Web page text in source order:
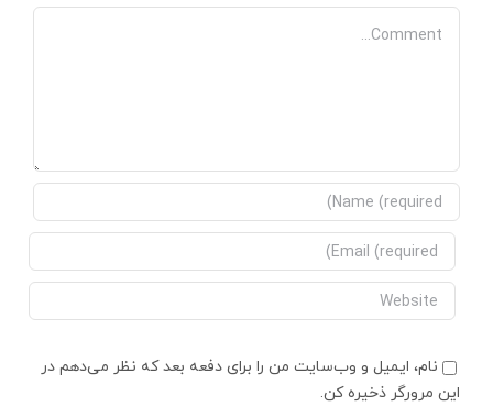
Comment
نام، ایمیل و وب‌سایت من را برای دفعه بعد که نظر می‌دهم در
این مرورگر ذخیره کن.